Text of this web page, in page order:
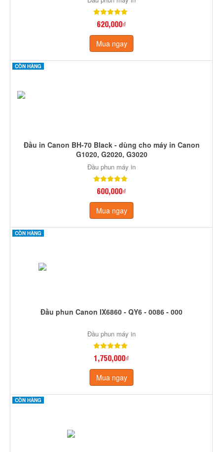
620,000₫
Mua ngay
CÒN HÀNG
Đầu in Canon BH-70 Black - dùng cho máy in Canon
G1020, G2020, G3020
Đầu phun máy in
600,000₫
Mua ngay
CÒN HÀNG
Đầu phun Canon IX6860 - QY6 - 0086 - 000
Đầu phun máy in
1,750,000₫
Mua ngay
CÒN HÀNG